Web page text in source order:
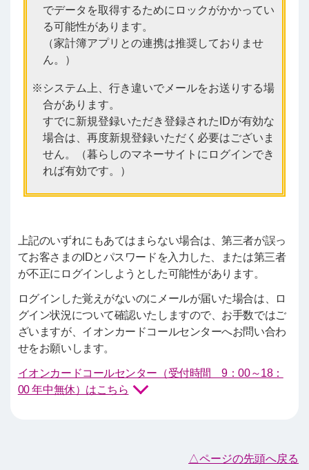
でデータを取得するためにロックがかかってい
る可能性があります。
（家計簿アプリとの連携は推奨しておりませ
ん。）
システム上、行き違いでメールをお送りする場
合があります。
すでに新規登録いただき登録されたIDが有効な
場合は、再度新規登録いただく必要はございま
せん。（暮らしのマネーサイトにログインでき
れば有効です。）
上記のいずれにもあてはまらない場合は、第三者が誤っ
てお客さまのIDとパスワードを入力した、または第三者
が不正にログインしようとした可能性があります。
ログインした覚えがないのにメールが届いた場合は、ロ
グイン状況について確認いたしますので、お手数ではご
ざいますが、イオンカードコールセンターへお問い合わ
せをお願いします。
イオンカードコールセンター（受付時間 9：00～18：
00 年中無休）はこちら
△ページの先頭へ戻る